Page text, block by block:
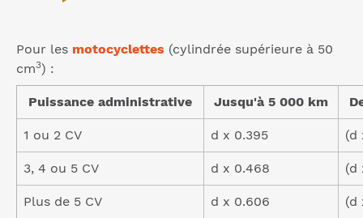
Pour les motocyclettes (cylindrée supérieure à 50
cm3) :
Puissance administrative Jusqu'à 5 000 km
1 ou 2 CV d x 0.395 (d
3, 4 ou 5 CV d x 0.468 (d
Plus de 5 CV d x 0.606 (d